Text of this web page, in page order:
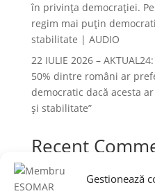
Gestionează
în privința democrației.
regim mai puțin
stabilitate | AUDIO
22 IULIE 2026 –
50% dintre români ar
democratic dacă acesta
și stabilitate”
Recent
Niciun comentariu de